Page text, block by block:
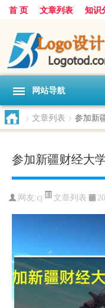
首 页 文章列表 知识
网站导航
> 文章列表 > 参加新
参加新疆财经大
网友:cj 文章列表